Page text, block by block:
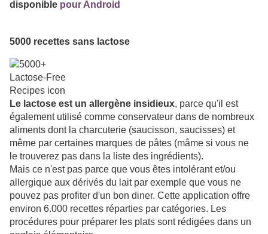
disponible pour Android
5000 recettes sans lactose
Le lactose est un allergène insidieux, parce qu'il est
également utilisé comme conservateur dans de nombreux
aliments dont la charcuterie (saucisson, saucisses) et
même par certaines marques de pâtes (mâme si vous ne
le trouverez pas dans la liste des ingrédients).
Mais ce n'est pas parce que vous êtes intolérant et/ou
allergique aux dérivés du lait par exemple que vous ne
pouvez pas profiter d'un bon diner. Cette application offre
environ 6.000 recettes réparties par catégories. Les
procédures pour préparer les plats sont rédigées dans un